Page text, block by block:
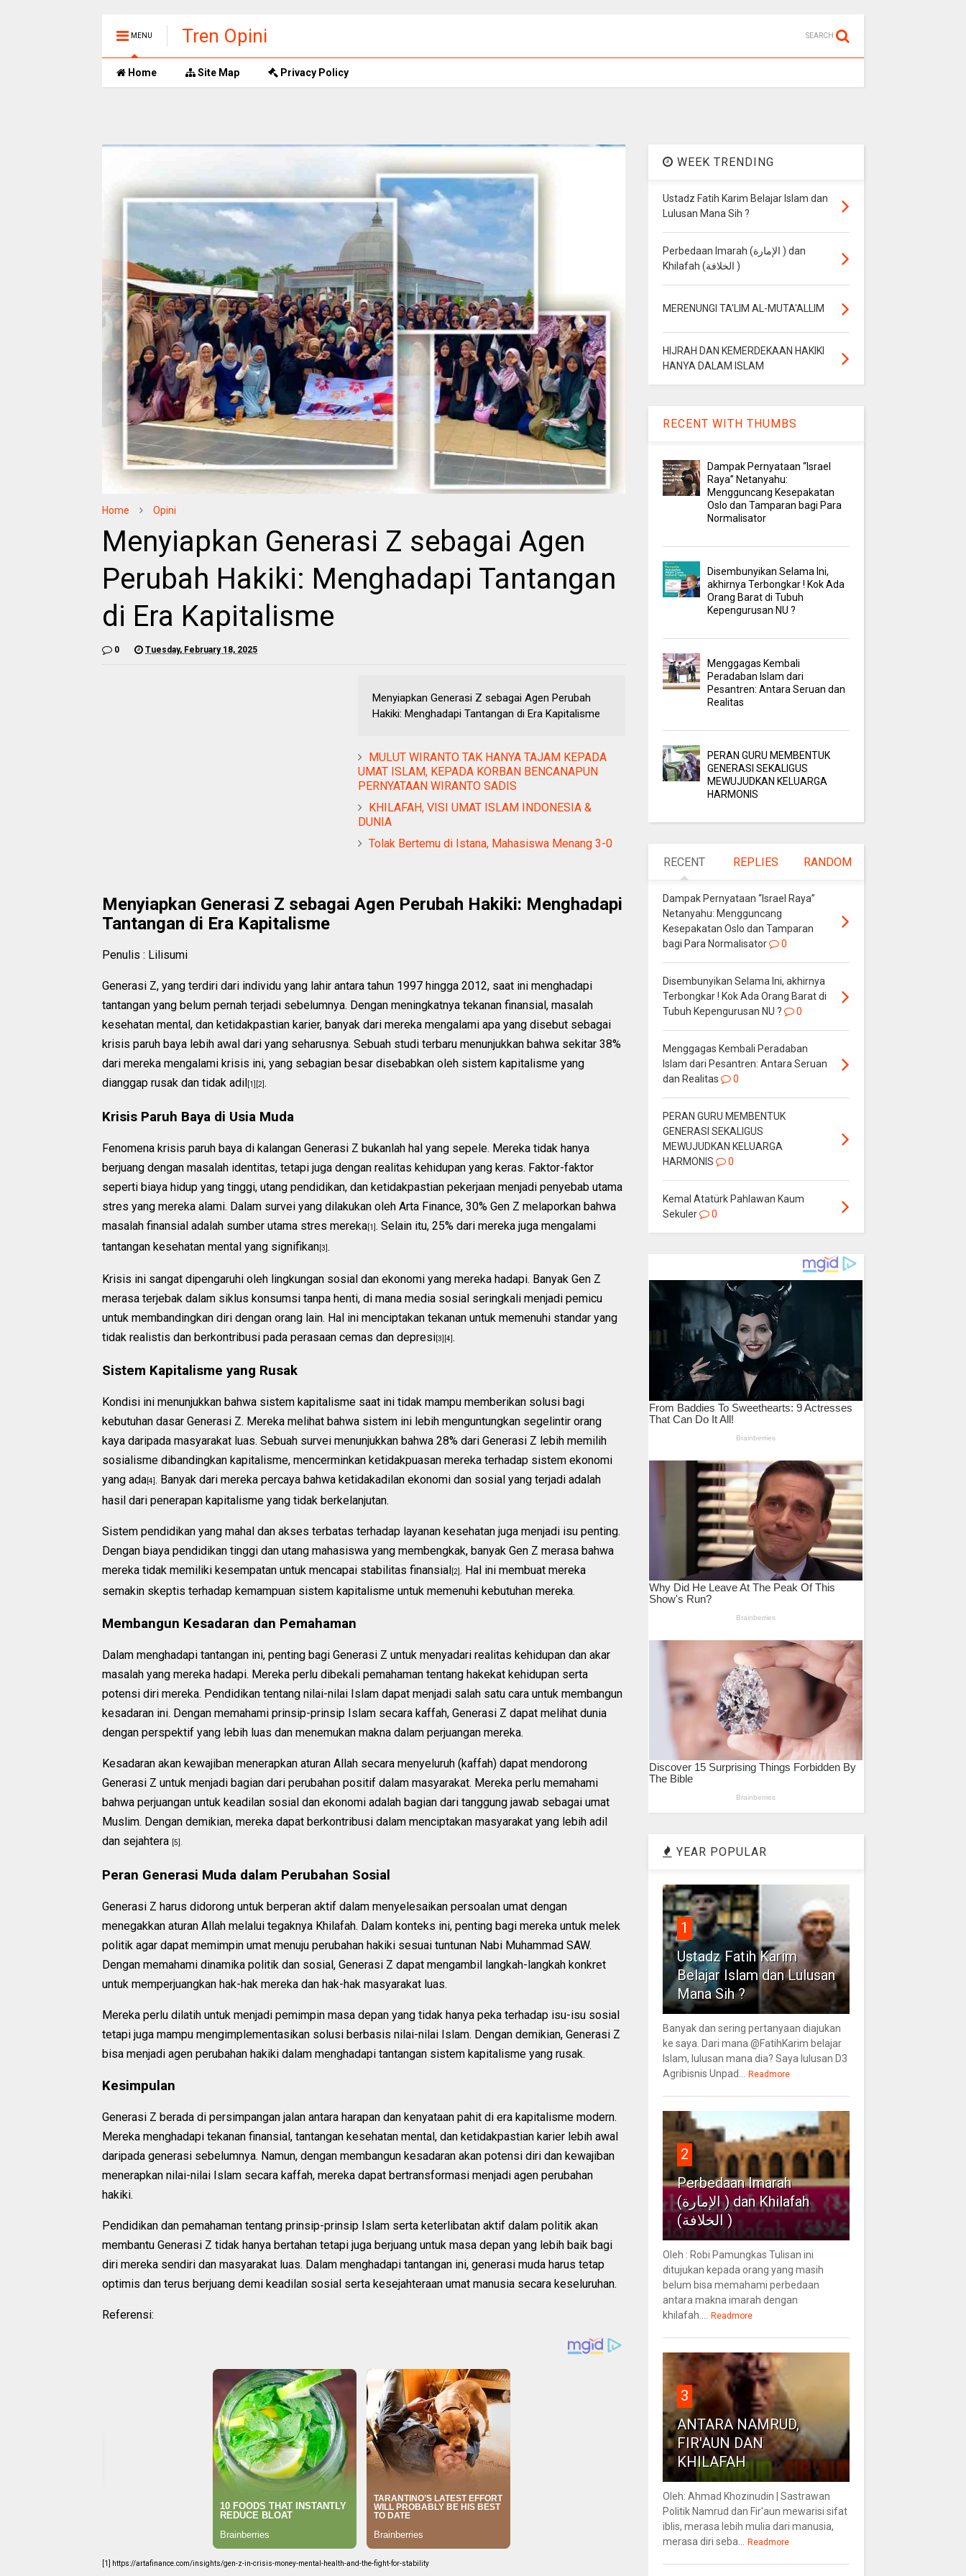
MENU Tren Opini SEARCH
Home Site Map Privacy Policy
Home Opini
Menyiapkan Generasi Z sebagai Agen
Perubah Hakiki: Menghadapi Tantangan
di Era Kapitalisme
0 Tuesday, February 18, 2025
Menyiapkan Generasi Z sebagai Agen Perubah
Hakiki: Menghadapi Tantangan di Era Kapitalisme
MULUT WIRANTO TAK HANYA TAJAM KEPADA
UMAT ISLAM, KEPADA KORBAN BENCANAPUN
PERNYATAAN WIRANTO SADIS
KHILAFAH, VISI UMAT ISLAM INDONESIA &
DUNIA
Tolak Bertemu di Istana, Mahasiswa Menang 3-0
Menyiapkan Generasi Z sebagai Agen Perubah Hakiki: Menghadapi
Tantangan di Era Kapitalisme
Penulis : Lilisumi
Generasi Z, yang terdiri dari individu yang lahir antara tahun 1997 hingga 2012, saat ini menghadapi
tantangan yang belum pernah terjadi sebelumnya. Dengan meningkatnya tekanan finansial, masalah
kesehatan mental, dan ketidakpastian karier, banyak dari mereka mengalami apa yang disebut sebagai
krisis paruh baya lebih awal dari yang seharusnya. Sebuah studi terbaru menunjukkan bahwa sekitar 38%
dari mereka mengalami krisis ini, yang sebagian besar disebabkan oleh sistem kapitalisme yang
dianggap rusak dan tidak adil [1][2] .
Krisis Paruh Baya di Usia Muda
Fenomena krisis paruh baya di kalangan Generasi Z bukanlah hal yang sepele. Mereka tidak hanya
berjuang dengan masalah identitas, tetapi juga dengan realitas kehidupan yang keras. Faktor-faktor
seperti biaya hidup yang tinggi, utang pendidikan, dan ketidakpastian pekerjaan menjadi penyebab utama
stres yang mereka alami. Dalam survei yang dilakukan oleh Arta Finance, 30% Gen Z melaporkan bahwa
masalah finansial adalah sumber utama stres mereka [1] . Selain itu, 25% dari mereka juga mengalami
tantangan kesehatan mental yang signifikan [3] .
Krisis ini sangat dipengaruhi oleh lingkungan sosial dan ekonomi yang mereka hadapi. Banyak Gen Z
merasa terjebak dalam siklus konsumsi tanpa henti, di mana media sosial seringkali menjadi pemicu
untuk membandingkan diri dengan orang lain. Hal ini menciptakan tekanan untuk memenuhi standar yang
tidak realistis dan berkontribusi pada perasaan cemas dan depresi [3][4] .
Sistem Kapitalisme yang Rusak
Kondisi ini menunjukkan bahwa sistem kapitalisme saat ini tidak mampu memberikan solusi bagi
kebutuhan dasar Generasi Z. Mereka melihat bahwa sistem ini lebih menguntungkan segelintir orang
kaya daripada masyarakat luas. Sebuah survei menunjukkan bahwa 28% dari Generasi Z lebih memilih
sosialisme dibandingkan kapitalisme, mencerminkan ketidakpuasan mereka terhadap sistem ekonomi
yang ada [4] . Banyak dari mereka percaya bahwa ketidakadilan ekonomi dan sosial yang terjadi adalah
hasil dari penerapan kapitalisme yang tidak berkelanjutan.
Sistem pendidikan yang mahal dan akses terbatas terhadap layanan kesehatan juga menjadi isu penting.
Dengan biaya pendidikan tinggi dan utang mahasiswa yang membengkak, banyak Gen Z merasa bahwa
mereka tidak memiliki kesempatan untuk mencapai stabilitas finansial
[2] . Hal ini membuat mereka
semakin skeptis terhadap kemampuan sistem kapitalisme untuk memenuhi kebutuhan mereka.
Membangun Kesadaran dan Pemahaman
Dalam menghadapi tantangan ini, penting bagi Generasi Z untuk menyadari realitas kehidupan dan akar
masalah yang mereka hadapi. Mereka perlu dibekali pemahaman tentang hakekat kehidupan serta
potensi diri mereka. Pendidikan tentang nilai-nilai Islam dapat menjadi salah satu cara untuk membangun
kesadaran ini. Dengan memahami prinsip-prinsip Islam secara kaffah, Generasi Z dapat melihat dunia
dengan perspektif yang lebih luas dan menemukan makna dalam perjuangan mereka.
Kesadaran akan kewajiban menerapkan aturan Allah secara menyeluruh (kaffah) dapat mendorong
Generasi Z untuk menjadi bagian dari perubahan positif dalam masyarakat. Mereka perlu memahami
bahwa perjuangan untuk keadilan sosial dan ekonomi adalah bagian dari tanggung jawab sebagai umat
Muslim. Dengan demikian, mereka dapat berkontribusi dalam menciptakan masyarakat yang lebih adil
dan sejahtera
[5].
Peran Generasi Muda dalam Perubahan Sosial
Generasi Z harus didorong untuk berperan aktif dalam menyelesaikan persoalan umat dengan
menegakkan aturan Allah melalui tegaknya Khilafah. Dalam konteks ini, penting bagi mereka untuk melek
politik agar dapat memimpin umat menuju perubahan hakiki sesuai tuntunan Nabi Muhammad SAW.
Dengan memahami dinamika politik dan sosial, Generasi Z dapat mengambil langkah-langkah konkret
untuk memperjuangkan hak-hak mereka dan hak-hak masyarakat luas.
Mereka perlu dilatih untuk menjadi pemimpin masa depan yang tidak hanya peka terhadap isu-isu sosial
tetapi juga mampu mengimplementasikan solusi berbasis nilai-nilai Islam. Dengan demikian, Generasi Z
bisa menjadi agen perubahan hakiki dalam menghadapi tantangan sistem kapitalisme yang rusak.
Kesimpulan
Generasi Z berada di persimpangan jalan antara harapan dan kenyataan pahit di era kapitalisme modern.
Mereka menghadapi tekanan finansial, tantangan kesehatan mental, dan ketidakpastian karier lebih awal
daripada generasi sebelumnya. Namun, dengan membangun kesadaran akan potensi diri dan kewajiban
menerapkan nilai-nilai Islam secara kaffah, mereka dapat bertransformasi menjadi agen perubahan
hakiki.
Pendidikan dan pemahaman tentang prinsip-prinsip Islam serta keterlibatan aktif dalam politik akan
membantu Generasi Z tidak hanya bertahan tetapi juga berjuang untuk masa depan yang lebih baik bagi
diri mereka sendiri dan masyarakat luas. Dalam menghadapi tantangan ini, generasi muda harus tetap
optimis dan terus berjuang demi keadilan sosial serta kesejahteraan umat manusia secara keseluruhan.
Referensi:
[1] https://artafinance.com/insights/gen-z-in-crisis-money-mental-health-and-the-fight-for-stability
WEEK TRENDING
Ustadz Fatih Karim Belajar Islam dan
Lulusan Mana Sih ?
Perbedaan Imarah (الإمارة ) dan
Khilafah (الخلافة )
MERENUNGI TA'LIM AL-MUTA'ALLIM
HIJRAH DAN KEMERDEKAAN HAKIKI
HANYA DALAM ISLAM
RECENT WITH THUMBS
Dampak Pernyataan “Israel
Raya” Netanyahu:
Mengguncang Kesepakatan
Oslo dan Tamparan bagi Para
Normalisator
Disembunyikan Selama Ini,
akhirnya Terbongkar ! Kok Ada
Orang Barat di Tubuh
Kepengurusan NU ?
Menggagas Kembali
Peradaban Islam dari
Pesantren: Antara Seruan dan
Realitas
PERAN GURU MEMBENTUK
GENERASI SEKALIGUS
MEWUJUDKAN KELUARGA
HARMONIS
RECENT REPLIES RANDOM
Dampak Pernyataan “Israel Raya”
Netanyahu: Mengguncang
Kesepakatan Oslo dan Tamparan
bagi Para Normalisator
0
Disembunyikan Selama Ini, akhirnya
Terbongkar ! Kok Ada Orang Barat di
Tubuh Kepengurusan NU ?
0
Menggagas Kembali Peradaban
Islam dari Pesantren: Antara Seruan
dan Realitas
0
PERAN GURU MEMBENTUK
GENERASI SEKALIGUS
MEWUJUDKAN KELUARGA
HARMONIS
0
Kemal Atatürk Pahlawan Kaum
Sekuler
0
YEAR POPULAR
1
Ustadz Fatih Karim
Belajar Islam dan Lulusan
Mana Sih ?
Banyak dan sering pertanyaan diajukan
ke saya. Dari mana @FatihKarim belajar
Islam, lulusan mana dia? Saya lulusan D3
Agribisnis Unpad...
Readmore
2
Perbedaan Imarah
(الإمارة ) dan Khilafah
(الخلافة )
Oleh : Robi Pamungkas Tulisan ini
ditujukan kepada orang yang masih
belum bisa memahami perbedaan
antara makna imarah dengan
khilafah....
Readmore
3
ANTARA NAMRUD,
FIR'AUN DAN
KHILAFAH
Oleh: Ahmad Khozinudin | Sastrawan
Politik Namrud dan Fir'aun mewarisi sifat
iblis, merasa lebih mulia dari manusia,
merasa diri seba...
Readmore